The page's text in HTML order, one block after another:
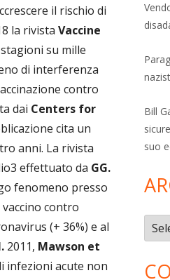
il rischio di
la rivista Vaccine
su mille
di interferenza
contro
dai Centers for
cita un
anni. La rivista
effettuato da GG.
fenomeno presso
contro
(+ 36%) e al
2011, Mawson et
infezioni acute non
Bill
suo